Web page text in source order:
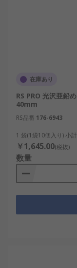
在庫あり
RS PRO 光沢亜鉛
40mm
RS品番 176-6943
1 袋(1袋10個入り) 小計
￥1,645.00(税抜)
数量